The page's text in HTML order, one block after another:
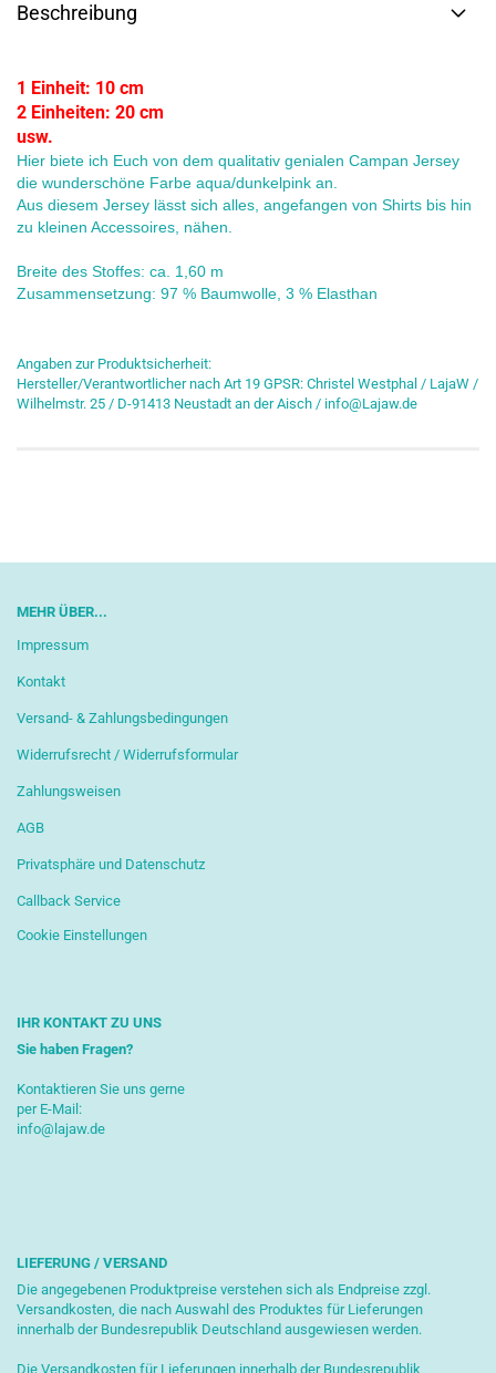
Beschreibung
1 Einheit: 10 cm
2 Einheiten: 20 cm
usw.
Hier biete ich Euch von dem qualitativ genialen Campan Jersey
die wunderschöne Farbe aqua/dunkelpink an.
Aus diesem Jersey lässt sich alles, angefangen von Shirts bis hin
zu kleinen Accessoires, nähen.
Breite des Stoffes: ca. 1,60 m
Zusammensetzung: 97 % Baumwolle, 3 % Elasthan
Angaben zur Produktsicherheit:
Hersteller/Verantwortlicher nach Art 19 GPSR: Christel Westphal / LajaW /
Wilhelmstr. 25 / D-91413 Neustadt an der Aisch / info@Lajaw.de
MEHR ÜBER...
Impressum
Kontakt
Versand- & Zahlungsbedingungen
Widerrufsrecht / Widerrufsformular
Zahlungsweisen
AGB
Privatsphäre und Datenschutz
Callback Service
Cookie Einstellungen
IHR KONTAKT ZU UNS
Sie haben Fragen?
Kontaktieren Sie uns gerne
per E-Mail:
info@lajaw.de
LIEFERUNG / VERSAND
Die angegebenen Produktpreise verstehen sich als Endpreise zzgl.
Versandkosten, die nach Auswahl des Produktes für Lieferungen
innerhalb der Bundesrepublik Deutschland ausgewiesen werden.
Die Versandkosten für Lieferungen innerhalb der Bundesrepublik